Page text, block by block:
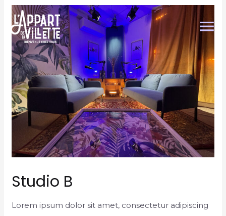
Studio B
Lorem ipsum dolor sit amet, consectetur adipiscing